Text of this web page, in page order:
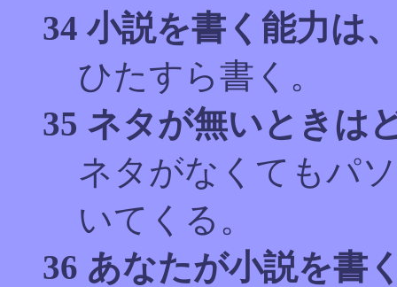
34 小説を書く能力は
ひたすら書く。
35 ネタが無いときは
ネタがなくてもパ
いてくる。
36 あなたが小説を書